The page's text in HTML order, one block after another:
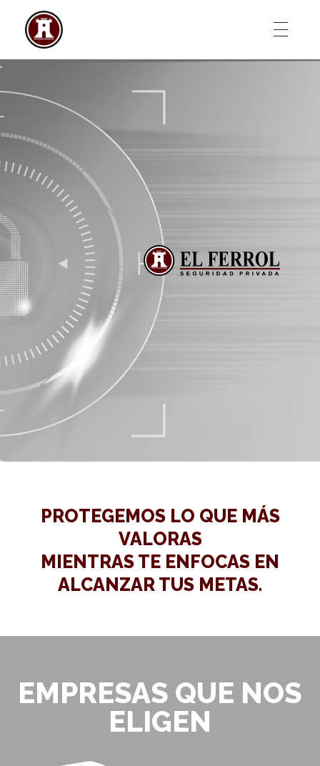
PROTEGEMOS LO QUE MÁS
VALORAS
MIENTRAS TE ENFOCAS EN
ALCANZAR TUS METAS.
EMPRESAS QUE NOS
ELIGEN